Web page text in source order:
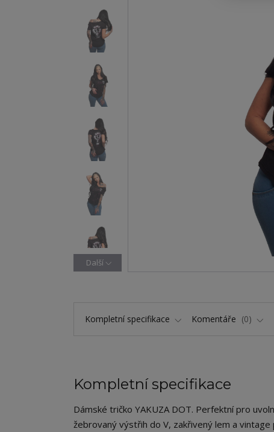
Další
Kompletní specifikace Komentáře 0
Kompletní specifikace
Dámské tričko YAKUZA DOT. Perfektní pro
žebrovaný výstřih do V, zakřivený lem a vintage